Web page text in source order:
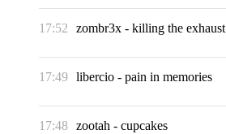
17:52 zombr3x - killing the exhaust
17:49 libercio - pain in memories
17:48 zootah - cupcakes